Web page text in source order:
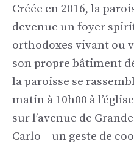
Créée en 2016, la
devenue un foyer
orthodoxes vivant ou
son propre bâtiment
la paroisse se
matin à 10h00 à
sur l’avenue de
Carlo – un geste de